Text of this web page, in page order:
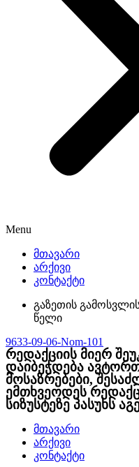
Menu
მთავარი
არქივი
კონტაქტი
გაზეთის
წელი
9633-09-06-Nom-101
რედაქციის მიერ
დაიბეჭდება
მოსაზრებები,
ემთხვეოდეს
სიზუსტეზე პასუხს
მთავარი
არქივი
კონტაქტი